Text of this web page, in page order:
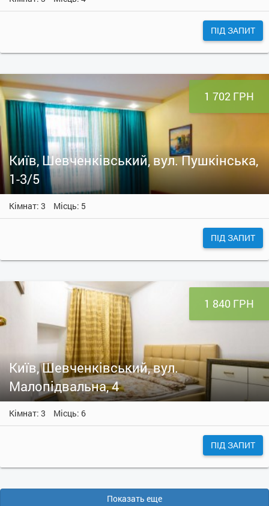
ПІД ЗАПИТ
1 702 ГРН
Київ, Шевченківський, вул. Пушкінська,
1-3/5
Кімнат: 3 Місць: 5
ПІД ЗАПИТ
1 840 ГРН
Київ, Шевченківський, вул.
Малопідвальна, 4
Кімнат: 3 Місць: 6
ПІД ЗАПИТ
Показать еще